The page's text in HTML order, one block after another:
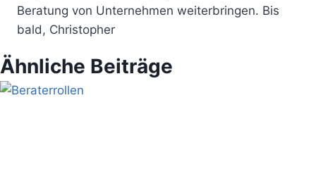
Beratung von Unternehmen weiterbringen. Bis
bald, Christopher
Ähnliche Beiträge